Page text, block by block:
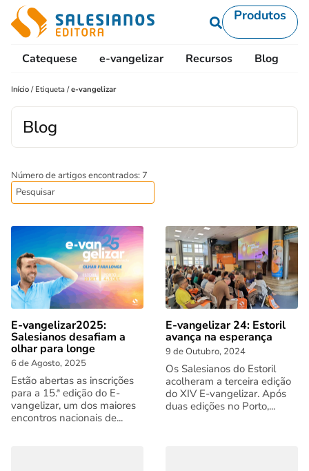
Produtos
Catequese e-vangelizar Recursos Blog
Início / Etiqueta /e-vangelizar
Blog
Número de artigos encontrados: 7
E-vangelizar2025:
Salesianos desafiam a
olhar para longe
6 de Agosto, 2025
Estão abertas as inscrições
para a 15.ª edição do E-
vangelizar, um dos maiores
encontros nacionais de...
E-vangelizar 24: Estoril
avança na esperança
9 de Outubro, 2024
Os Salesianos do Estoril
acolheram a terceira edição
do XIV E-vangelizar. Após
duas edições no Porto,...